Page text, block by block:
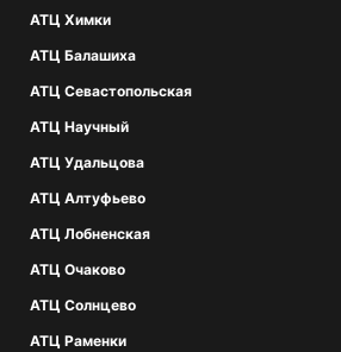
АТЦ Химки
АТЦ Балашиха
АТЦ Севастопольская
АТЦ Научный
АТЦ Удальцова
АТЦ Алтуфьево
АТЦ Лобненская
АТЦ Очаково
АТЦ Солнцево
АТЦ Раменки